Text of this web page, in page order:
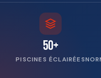
50+
PISCINES ÉCLAIRÉES